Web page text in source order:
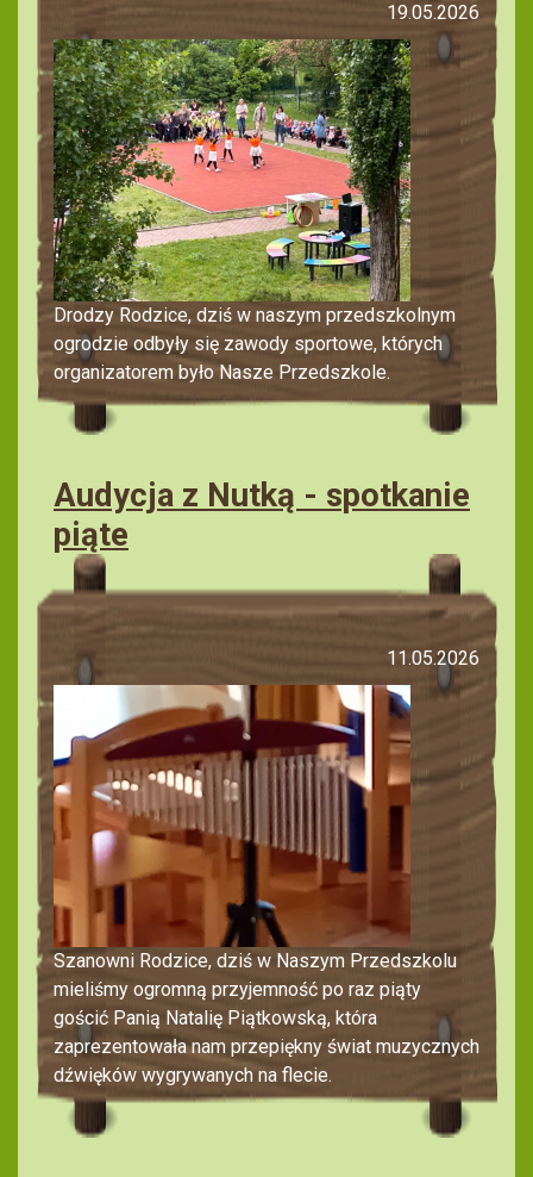
19.05.2026
Drodzy Rodzice, dziś w naszym przedszkolnym
ogrodzie odbyły się zawody sportowe, których
organizatorem było Nasze Przedszkole.
Audycja z Nutką - spotkanie
piąte
11.05.2026
Szanowni Rodzice, dziś w Naszym Przedszkolu
mieliśmy ogromną przyjemność po raz piąty
gościć Panią Natalię Piątkowską, która
zaprezentowała nam przepiękny świat muzycznych
dźwięków wygrywanych na flecie.